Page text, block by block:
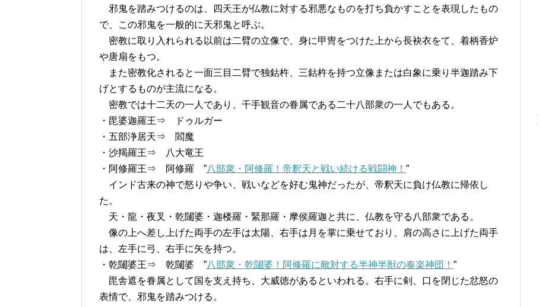
邪鬼を踏みつけるのは、四天王が仏教に対する邪悪なものを打ち負かすことを表現したもの
で、この邪鬼を一般的に天邪鬼と呼ぶ。
密教に取り入れられる以前は二臂の立像で、身に甲冑をつけた上から長袂衣をて、着柄香炉
や唐扇をもつ。
また密教化されると一面三目二臂で独鈷杵、三鈷杵を持つ立像または白象に乗り半迦踏み下
げとするものが主流になる。
密教では十二天の一人であり、千手観音の眷属である二十八部衆の一人でもある。
・毘婆迦羅王⇒ ドゥルガー
・五部浄居天⇒ 閻魔
・沙羯羅王⇒ 八大竜王
・阿修羅王⇒ 阿修羅 ”八部衆・阿修羅！帝釈天と戦い続ける戦闘神！ ”
インド古来の神で怒りや争い、戦いなどを好む鬼神だったが、帝釈天に負け仏教に帰依し
た。
天・龍・夜叉・乾闥婆・迦楼羅・緊那羅・摩侯羅迦と共に、仏教を守る八部衆である。
像の上へ差し上げた両手の左手は太陽、右手は月を掌に乗せており、肩の高さに上げた両手
は、左手に弓、右手に矢を持つ。
・乾闥婆王⇒ 乾闥婆 ”八部衆・乾闥婆！阿修羅に敵対する半神半獣の奏楽神団！ ”
毘舎遮を眷属として国を支え持ち、大威徳があるといわれる。右手に剣、口を閉じた忿怒の
表情で、邪鬼を踏みつける。